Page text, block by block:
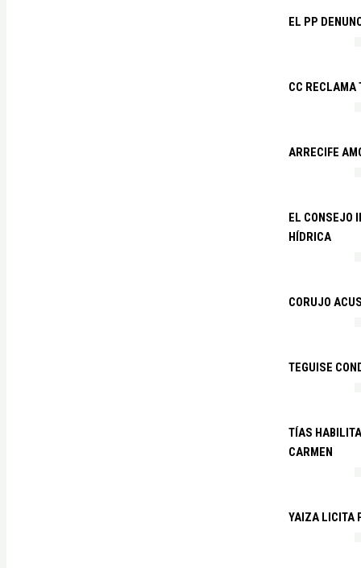
EL PP
CC RECLAMA
ARRECIFE
EL CONSEJO
HÍDRICA
CORUJO
TEGUISE
TÍAS
CARMEN
YAIZA LICITA